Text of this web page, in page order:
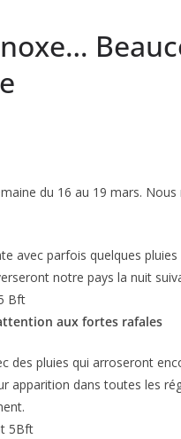
du 16 au 19 mars.
avec parfois quelques
notre pays la nuit
Bft
aux fortes rafales
des pluies qui arroseront
apparition dans toutes les
5Bft